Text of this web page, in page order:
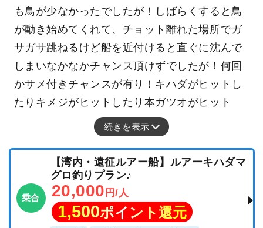
も鳥が少なかったでしたが！しばらくすると鳥
が動き始めてくれて、チョット離れた場所でガ
サガサ跳ねるけど船を近付けると直ぐに沈んで
しまいなかなかチャンス頂けずでしたが！何回
かサメ付きチャンスが有り！キハダがヒットし
たりキメジがヒットしたり本ガツオがヒット
続きを表示
乗合
【湾内・遠征ルアー船】ルアーキハダマ
グロ釣りプラン♪
20,000 円/人
1,500ポイント還元